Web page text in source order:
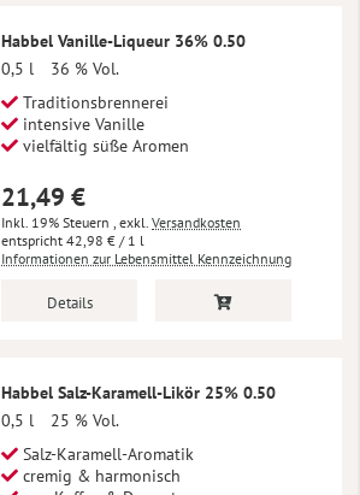
Habbel Vanille-Liqueur 36% 0.50
0,5 l
36 % Vol.
Traditionsbrennerei
intensive Vanille
vielfältig süße Aromen
21,49 €
Inkl. 19% Steuern , exkl. Versandkosten
42,98 € / 1 l
Informationen zur Lebensmittel Kennzeichnung
Details
Habbel Salz-Karamell-Likör 25% 0.50
0,5 l
25 % Vol.
Salz-Karamell-Aromatik
cremig & harmonisch